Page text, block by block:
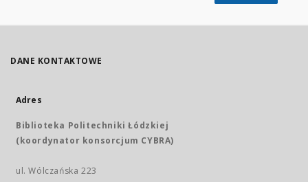
DANE KONTAKTOWE
Adres
Biblioteka Politechniki Łódzkiej
(koordynator konsorcjum CYBRA)
ul. Wólczańska 223